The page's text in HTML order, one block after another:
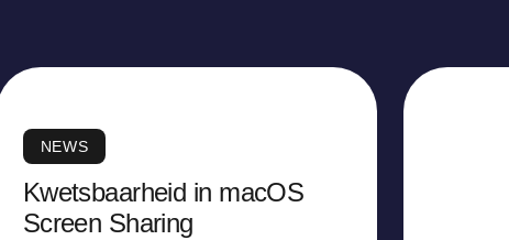
NEWS
Kwetsbaarheid in macOS
Screen Sharing